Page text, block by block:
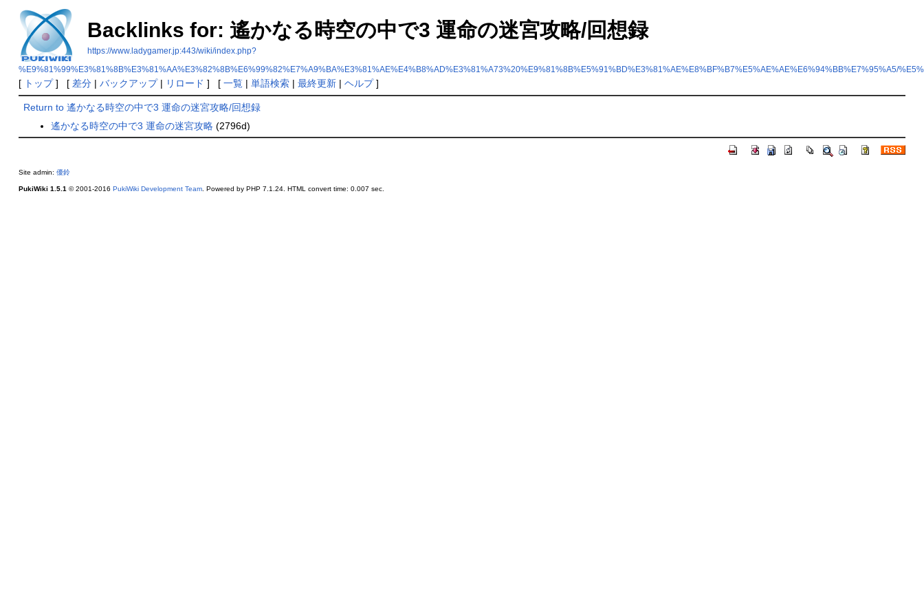
Backlinks for: 遙かなる時空の中で3 運命の迷宮攻略/回想録
https://www.ladygamer.jp:443/wiki/index.php?
%E9%81%99%E3%81%8B%E3%81%AA%E3%82%8B%E6%99%82%E7%A9%BA%E3%81%AE%E4%B8%AD%E3%81%A73%20%E9%81%8B%E5%91%BD%E3%81%AE%E8%BF%B7%E5%AE%AE%E6%94%BB%E7%95%A5/
[ トップ] [ 差分| バックアップ| リロード ] [ 一覧| 単語検索| 最終更新| ヘルプ]
Return to 遙かなる時空の中で3 運命の迷宮攻略/回想録
遙かなる時空の中で3 運命の迷宮攻略 (2796d)
Site admin: 優鈴
PukiWiki 1.5.1 © 2001-2016 PukiWiki Development Team. Powered by PHP 7.1.24. HTML convert time: 0.007 sec.